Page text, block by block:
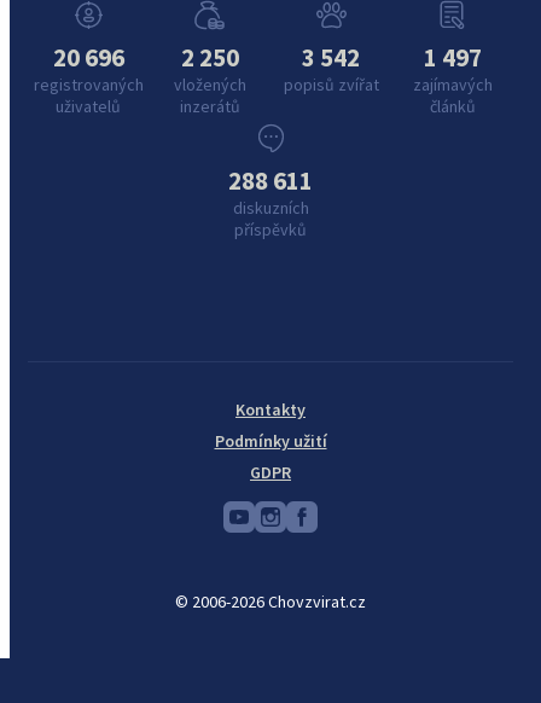
20 696
registrovaných
uživatelů
2 250
vložených
inzerátů
3 542
popisů zvířat
1 497
zajímavých
článků
288 611
diskuzních
příspěvků
© 2006-2026 Chovzvirat.cz
Kontakty
Podmínky užití
GDPR